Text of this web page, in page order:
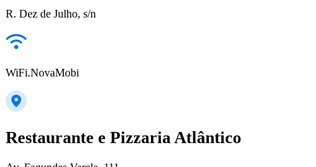
R. Dez de Julho, s/n
WiFi.NovaMobi
Restaurante e Pizzaria Atlântico